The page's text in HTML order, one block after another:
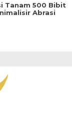
Tanam 500 Bibit
Abrasi